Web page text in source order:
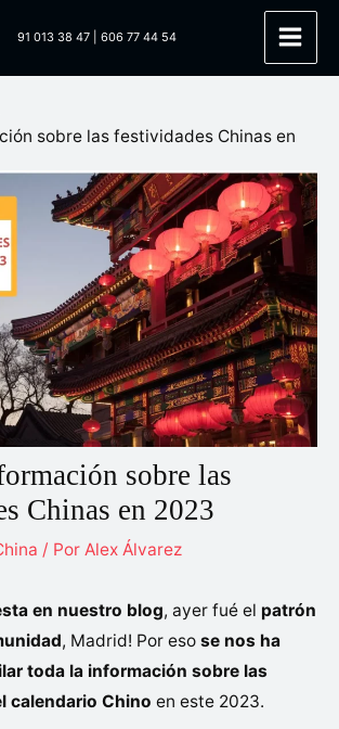
91 013 38 47 606 77 44 54
Main
sobre las festividades Chinas en
sobre las
Chinas en 2023
/ Por Alex Álvarez
en nuestro blog, ayer fué el patrón
, Madrid! Por eso se nos ha
toda la información sobre las
calendario Chino en este 2023.